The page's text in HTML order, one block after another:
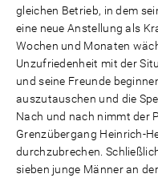
gleichen Betrieb, in dem
eine neue Anstellung als
Wochen und Monaten
Unzufriedenheit mit der
und seine Freunde
auszutauschen und die
Nach und nach nimmt der
Grenzübergang Heinrich-
durchzubrechen.
sieben junge Männer an